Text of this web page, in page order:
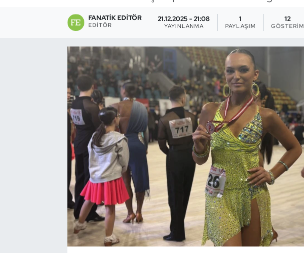
FANATIK EDITÖR
EDITÖR
21.12.2025 - 21:08
YAYINLANMA
1
PAYLAŞIM
12
GÖSTERIM
Buz Hokeyi
Buz Pateni
Çim Hokeyi
Dans Sporları
Dövüş Sanatı